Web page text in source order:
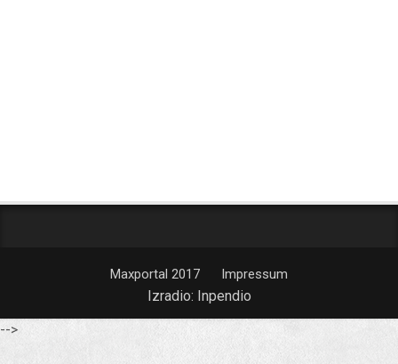
Maxportal 2017 Impressum
Izradio: Inpendio
-->